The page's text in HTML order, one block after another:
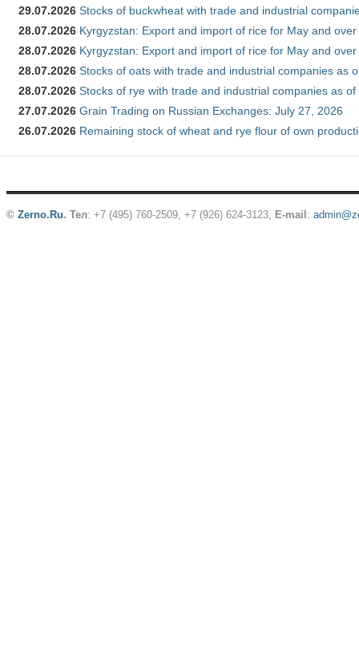
29.07.2026 Stocks of buckwheat with trade and industrial
28.07.2026 Kyrgyzstan: Export and import of rice for May and
28.07.2026 Kyrgyzstan: Export and import of rice for May and
28.07.2026 Stocks of oats with trade and industrial companies as
28.07.2026 Stocks of rye with trade and industrial companies as
27.07.2026 Grain Trading on Russian Exchanges: July 27, 2026
26.07.2026 Remaining stock of wheat and rye flour of own
© Zerno.Ru. Тел: +7 (495) 760-2509, +7 (926) 624-3123, E-mail :